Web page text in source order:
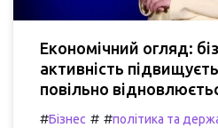
Економічний огляд:
активність
повільно
#Бізнес # #політика та